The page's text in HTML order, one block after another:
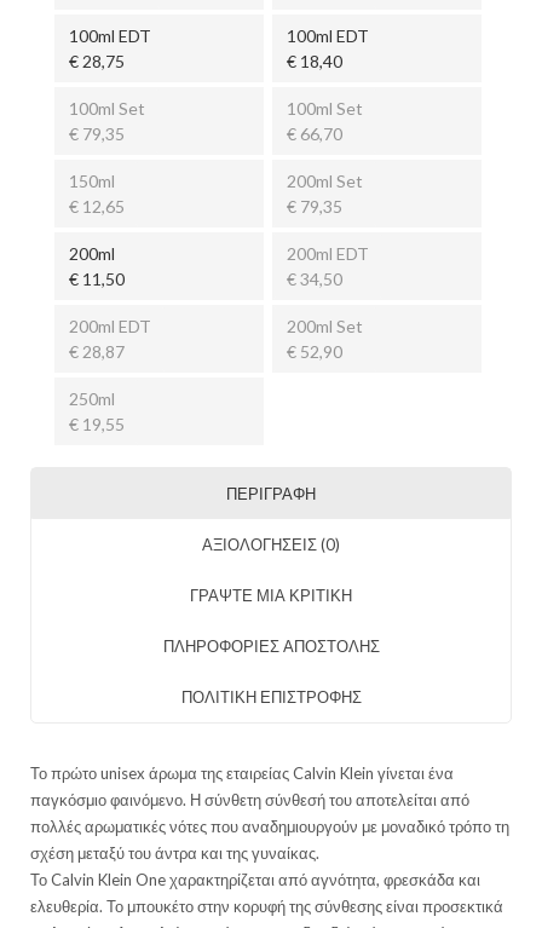
100ml EDT
€ 28,75
100ml EDT
€ 18,40
100ml Set
€ 79,35
100ml Set
€ 66,70
150ml
€ 12,65
200ml Set
€ 79,35
200ml
€ 11,50
200ml EDT
€ 34,50
200ml EDT
€ 28,87
200ml Set
€ 52,90
250ml
€ 19,55
ΠΕΡΙΓΡΑΦΉ
ΑΞΙΟΛΟΓΉΣΕΙΣ (0)
ΓΡΑΨΤΕ ΜΙΑ ΚΡΙΤΙΚΗ
ΠΛΗΡΟΦΟΡΙΕΣ ΑΠΟΣΤΟΛΗΣ
ΠΟΛΙΤΙΚΗ ΕΠΙΣΤΡΟΦΗΣ
Το πρώτο unisex άρωμα της εταιρείας Calvin Klein γίνεται ένα
παγκόσμιο φαινόμενο. Η σύνθετη σύνθεσή του αποτελείται από
πολλές αρωματικές νότες που αναδημιουργούν με μοναδικό τρόπο τη
σχέση μεταξύ του άντρα και της γυναίκας.
Το Calvin Klein One χαρακτηρίζεται από αγνότητα, φρεσκάδα και
ελευθερία. Το μπουκέτο στην κορυφή της σύνθεσης είναι προσεκτικά